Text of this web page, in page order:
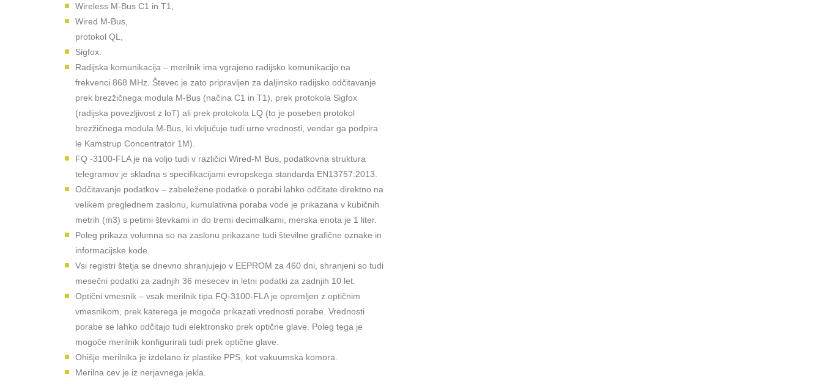
Wireless M-Bus C1 in T1,
Wired M-Bus,
protokol QL,
Sigfox.
Radijska komunikacija – merilnik ima vgrajeno radijsko komunikacijo na
frekvenci 868 MHz. Števec je zato pripravljen za daljinsko radijsko odčitavanje
prek brezžičnega modula M-Bus (načina C1 in T1), prek protokola Sigfox
(radijska povezljivost z loT) ali prek protokola LQ (to je poseben protokol
brezžičnega modula M-Bus, ki vključuje tudi urne vrednosti, vendar ga podpira
le Kamstrup Concentrator 1M).
FQ -3100-FLA je na voljo tudi v različici Wired-M Bus, podatkovna struktura
telegramov je skladna s specifikacijami evropskega standarda EN13757:2013.
Odčitavanje podatkov – zabeležene podatke o porabi lahko odčitate direktno na
velikem preglednem zaslonu, kumulativna poraba vode je prikazana v kubičnih
metrih (m3) s petimi števkami in do tremi decimalkami, merska enota je 1 liter.
Poleg prikaza volumna so na zaslonu prikazane tudi številne grafične oznake in
informacijske kode.
Vsi registri štetja se dnevno shranjujejo v EEPROM za 460 dni, shranjeni so tudi
mesečni podatki za zadnjih 36 mesecev in letni podatki za zadnjih 10 let.
Optični vmesnik – vsak merilnik tipa FQ-3100-FLA je opremljen z optičnim
vmesnikom, prek katerega je mogoče prikazati vrednosti porabe. Vrednosti
porabe se lahko odčitajo tudi elektronsko prek optične glave. Poleg tega je
mogoče merilnik konfigurirati tudi prek optične glave.
Ohišje merilnika je izdelano iz plastike PPS, kot vakuumska komora.
Merilna cev je iz nerjavnega jekla.